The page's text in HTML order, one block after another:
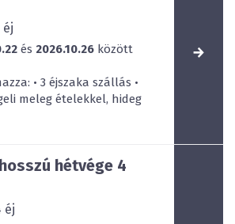
éj
és 2026.10.26 között
• 3 éjszaka szállás •
meleg ételekkel, hideg
hétvége 4
éj